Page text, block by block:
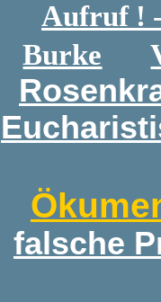
Aufruf !
Burke
falsche